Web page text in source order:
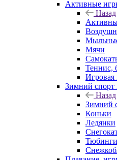
Активные
Назад
Мячи
Теннис,
Игровая
Зимний спорт
Назад
Зимний
Коньки
Ледянки
Тюбинги